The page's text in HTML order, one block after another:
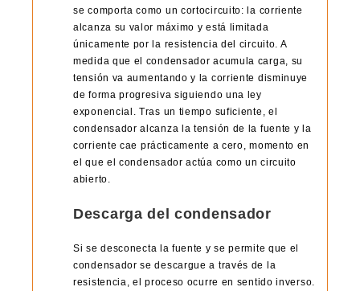
se comporta como un cortocircuito: la corriente
alcanza su valor máximo y está limitada
únicamente por la resistencia del circuito. A
medida que el condensador acumula carga, su
tensión va aumentando y la corriente disminuye
de forma progresiva siguiendo una ley
exponencial. Tras un tiempo suficiente, el
condensador alcanza la tensión de la fuente y la
corriente cae prácticamente a cero, momento en
el que el condensador actúa como un circuito
abierto.
Descarga del condensador
Si se desconecta la fuente y se permite que el
condensador se descargue a través de la
resistencia, el proceso ocurre en sentido inverso.